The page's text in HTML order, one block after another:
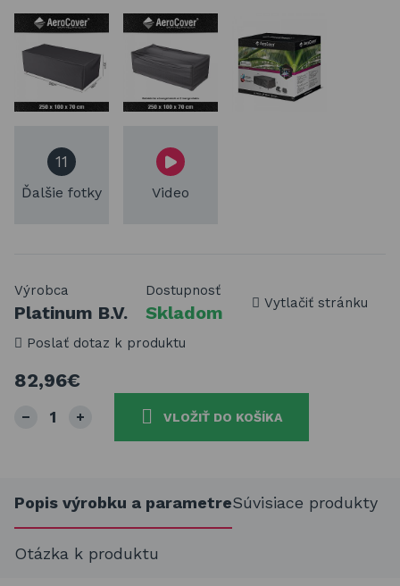
11
Ďalšie fotky Video
Výrobca
Platinum B.V.
Dostupnosť
Skladom Vytlačiť stránku
Poslať dotaz k produktu
82,96€
VLOŽIŤ DO KOŠÍKA
Popis výrobku a parametreSúvisiace produkty
Otázka k produktu